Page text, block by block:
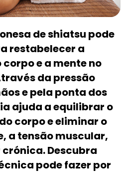
de shiatsu pode
restabelecer a
e a mente no
da pressão
e pela ponta dos
ajuda a equilibrar o
corpo e eliminar o
a tensão muscular,
Descubra
pode fazer por